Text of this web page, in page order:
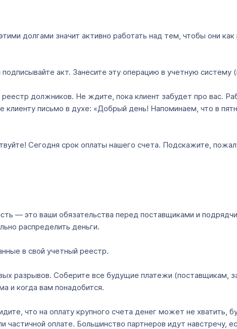
долгами значит активно работать над тем, чтобы они
акт. Занесите эту операцию в учетную систему
должников. Не ждите, пока клиент забудет про вас.
письмо в духе: «Добрый день! Напоминаем, что в
Сегодня срок оплаты нашего счета. Подскажите,
— это ваши обязательства перед поставщиками и
распределить деньги.
в свой учетный реестр.
разрывов. Соберите все будущие платежи (поставщикам,
и когда вам понадобится.
что на оплату крупного счета денег может не хватить,
оплате. Большинство партнеров идут навстречу,